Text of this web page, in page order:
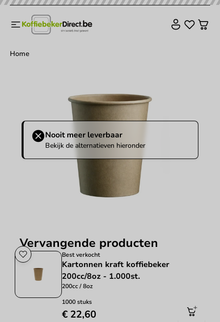
Home
Nooit meer leverbaar
Bekijk de alternatieven hieronder
Vervangende producten
Best verkocht
Kartonnen kraft koffiebeker
200cc/8oz - 1.000st.
200cc / 8oz
1000 stuks
€ 22,60